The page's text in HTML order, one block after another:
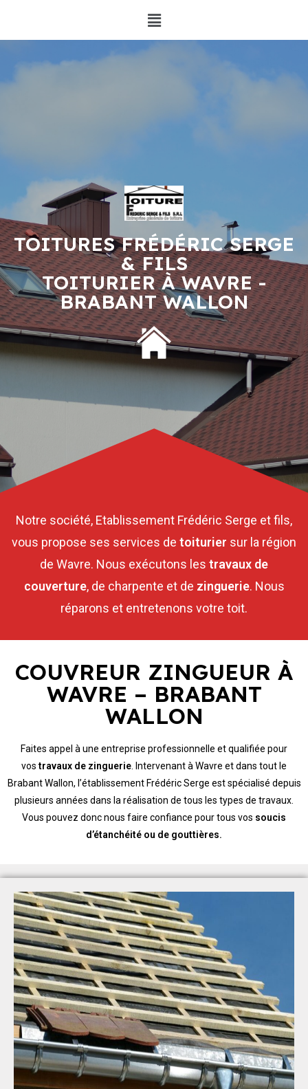
TOITURES FRÉDÉRIC SERGE
& FILS
TOITURIER À WAVRE -
BRABANT WALLON
Notre société, Etablissement Frédéric Serge et fils,
vous propose ses services de toiturier sur la région
de Wavre. Nous exécutons les travaux de
couverture, de charpente et de zinguerie. Nous
réparons et entretenons votre toit.
COUVREUR ZINGUEUR À
WAVRE – BRABANT
WALLON
Faites appel à une entreprise professionnelle et qualifiée pour
vostravaux de zinguerie. Intervenant à Wavre et dans tout le
Brabant Wallon, l’établissement Frédéric Serge est spécialisé depuis
plusieurs années dans la réalisation de tous les types de travaux.
Vous pouvez donc nous faire confiance pour tous vos soucis
d’étanchéité ou de gouttières.